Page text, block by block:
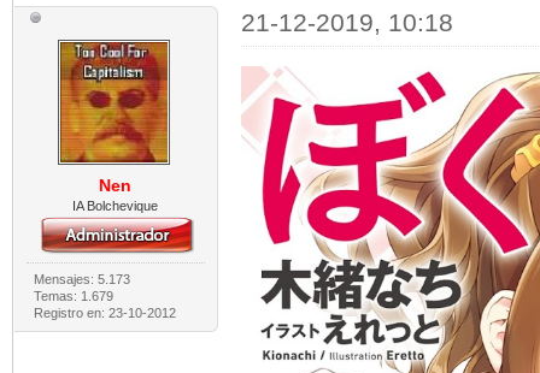
Nen
IA Bolchevique
Mensajes: 5.173
Temas: 1.679
Registro en: 23-10-2012
21-12-2019, 10:18